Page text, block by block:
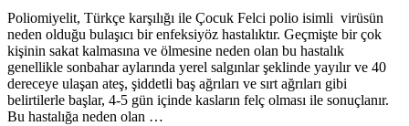
Poliomiyelit, Türkçe karşılığı ile Çocuk Felci polio isimli virüsün
neden olduğu bulaşıcı bir enfeksiyöz hastalıktır. Geçmişte bir çok
kişinin sakat kalmasına ve ölmesine neden olan bu hastalık
genellikle sonbahar aylarında yerel salgınlar şeklinde yayılır ve 40
dereceye ulaşan ateş, şiddetli baş ağrıları ve sırt ağrıları gibi
belirtilerle başlar, 4-5 gün içinde kasların felç olması ile sonuçlanır.
Bu hastalığa neden olan …